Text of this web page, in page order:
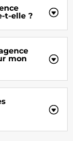
t-elle ?
mon